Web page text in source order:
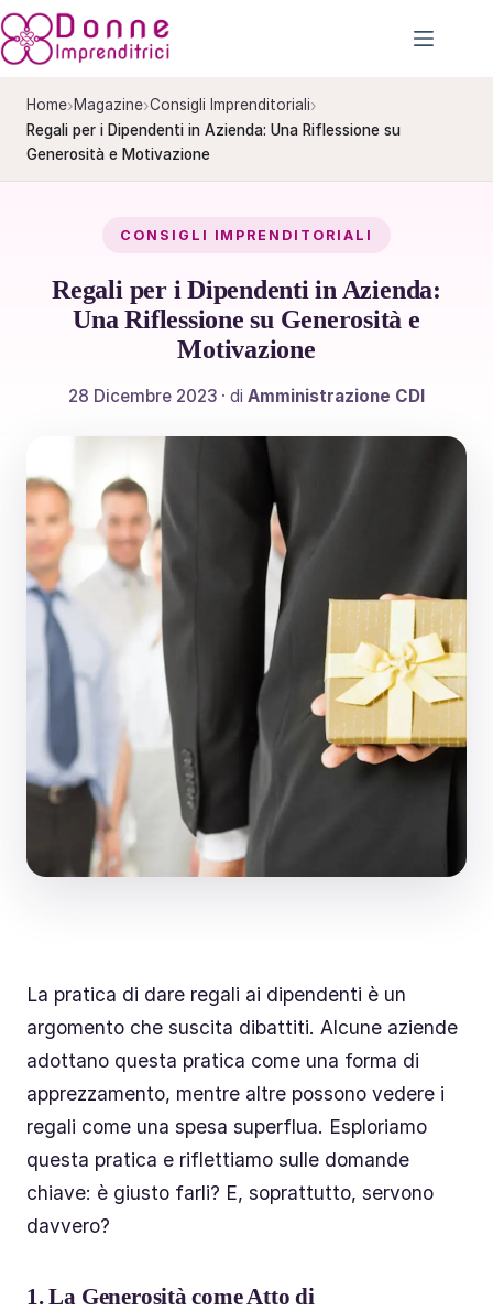
Salta
al
Home›Magazine›Consigli Imprenditoriali›
Regali per i Dipendenti in Azienda: Una Riflessione su
Generosità e Motivazione
CONSIGLI IMPRENDITORIALI
Regali per i Dipendenti in Azienda:
Una Riflessione su Generosità e
Motivazione
28 Dicembre 2023 · di Amministrazione CDI
La pratica di dare regali ai dipendenti è un
argomento che suscita dibattiti. Alcune aziende
adottano questa pratica come una forma di
apprezzamento, mentre altre possono vedere i
regali come una spesa superflua. Esploriamo
questa pratica e riflettiamo sulle domande
chiave: è giusto farli? E, soprattutto, servono
davvero?
1.La Generosità come Atto di